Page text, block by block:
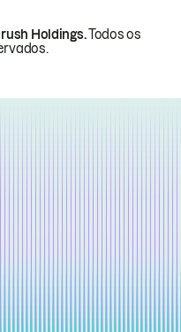
Holdings.Todos os